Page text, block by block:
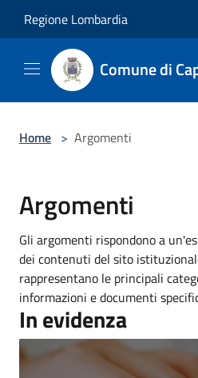
Regione Lombardia
Comune di
Home > Argomenti
Argomenti
Gli argomenti rispondono a
dei contenuti del sito
rappresentano le principali
informazioni e documenti
In evidenza